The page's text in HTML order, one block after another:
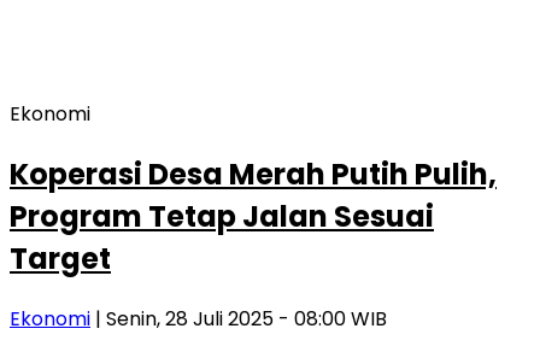
Ekonomi
Koperasi Desa Merah Putih Pulih,
Program Tetap Jalan Sesuai
Target
Ekonomi | Senin, 28 Juli 2025 - 08:00 WIB